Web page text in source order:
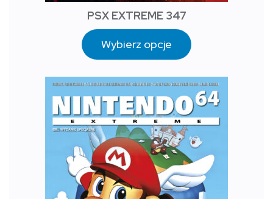
PSX EXTREME 347
Wybierz opcje